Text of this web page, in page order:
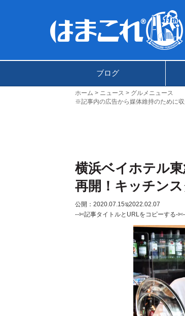
ブログ
ホーム ニュース
グルメニュース
※記事内の広告から媒体維持のために
横浜ベイホテル
再開！キッチンス
公開：2020.07.15ಇ2022.02.07
--✄記事タイトルとURLをコピーする-